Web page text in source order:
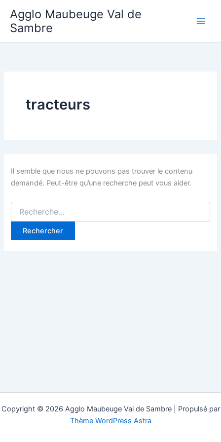
contenu
Agglo Maubeuge Val de
Sambre
tracteurs
Il semble que nous ne pouvons pas trouver le contenu
demandé. Peut-être qu’une recherche peut vous aider.
Rechercher :
Copyright © 2026 Agglo Maubeuge Val de Sambre | Propulsé par
Thème WordPress Astra